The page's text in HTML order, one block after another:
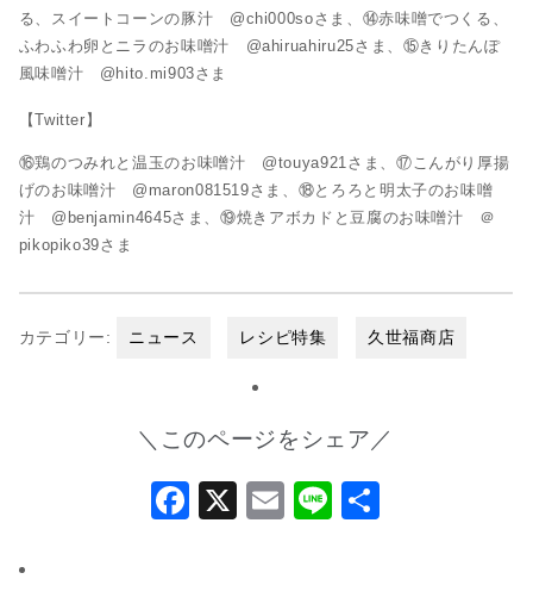
る、スイートコーンの豚汁 @chi000soさま、⑭赤味噌でつくる、
ふわふわ卵とニラのお味噌汁 @ahiruahiru25さま、⑮きりたんぽ
風味噌汁 @hito.mi903さま
【Twitter】
⑯鶏のつみれと温玉のお味噌汁 @touya921さま、⑰こんがり厚揚
げのお味噌汁 @maron081519さま、⑱とろろと明太子のお味噌
汁 @benjamin4645さま、⑲焼きアボカドと豆腐のお味噌汁 ＠
pikopiko39さま
カテゴリー: ニュース レシピ特集 久世福商店
＼このページをシェア／
Facebook
X Email
Line